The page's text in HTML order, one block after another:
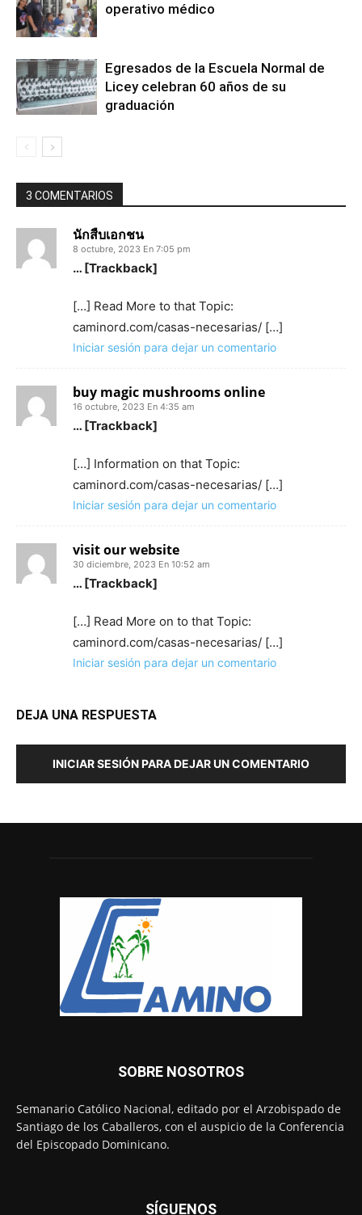
operativo médico
Egresados de la Escuela Normal de
Licey celebran 60 años de su
graduación
3 COMENTARIOS
นักสืบเอกชน
8 octubre, 2023 En 7:05 pm
… [Trackback]
[…] Read More to that Topic:
caminord.com/casas-necesarias/ […]
Iniciar sesión para dejar un comentario
buy magic mushrooms online
16 octubre, 2023 En 4:35 am
… [Trackback]
[…] Information on that Topic:
caminord.com/casas-necesarias/ […]
Iniciar sesión para dejar un comentario
visit our website
30 diciembre, 2023 En 10:52 am
… [Trackback]
[…] Read More on to that Topic:
caminord.com/casas-necesarias/ […]
Iniciar sesión para dejar un comentario
DEJA UNA RESPUESTA
INICIAR SESIÓN PARA DEJAR UN COMENTARIO
SOBRE NOSOTROS
Semanario Católico Nacional, editado por el Arzobispado de
Santiago de los Caballeros, con el auspicio de la Conferencia
del Episcopado Dominicano.
SÍGUENOS